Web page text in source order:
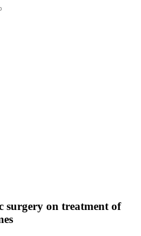
surgery on treatment of